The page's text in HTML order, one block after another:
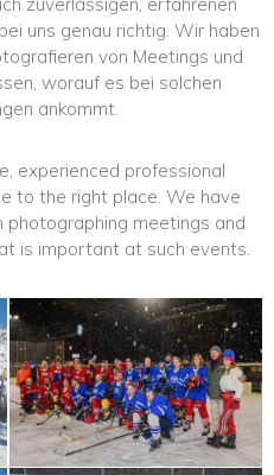
zuverlässigen, erfahrenen
uns genau richtig. Wir haben
von Meetings und
worauf es bei solchen
ankommt.
experienced professional
to the right place. We have
photographing meetings and
is important at such events.